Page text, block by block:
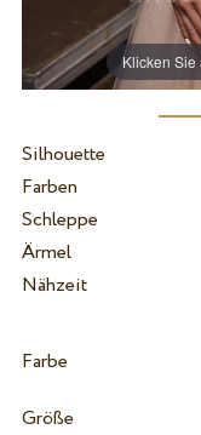
Klicken Sie
Silhouette
Farben
Schleppe
Ärmel
Nähzeit
Farbe
Größe